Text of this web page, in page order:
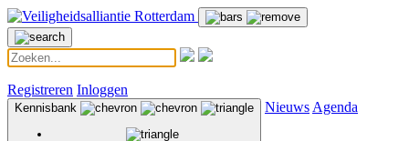
Registreren Inloggen
Kennisbank Nieuws Agenda